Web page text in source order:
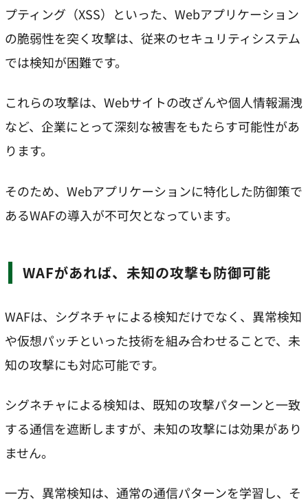
プティング（XSS）といった、Webアプリケーション
の脆弱性を突く攻撃は、従来のセキュリティシステム
では検知が困難です。
これらの攻撃は、Webサイトの改ざんや個人情報漏洩
など、企業にとって深刻な被害をもたらす可能性があ
ります。
そのため、Webアプリケーションに特化した防御策で
あるWAFの導入が不可欠となっています。
WAFがあれば、未知の攻撃も防御可能
WAFは、シグネチャによる検知だけでなく、異常検知
や仮想パッチといった技術を組み合わせることで、未
知の攻撃にも対応可能です。
シグネチャによる検知は、既知の攻撃パターンと一致
する通信を遮断しますが、未知の攻撃には効果があり
ません。
一方、異常検知は、通常の通信パターンを学習し、そ